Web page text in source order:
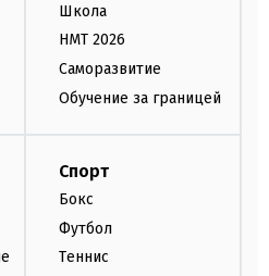
Школа
НМТ 2026
Саморазвитие
Обучение за границей
Спорт
Бокс
Футбол
Теннис